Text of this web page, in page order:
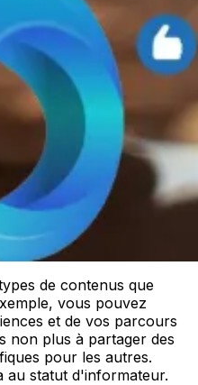
de contenus que
vous pouvez
et de vos parcours
non plus à partager des
pour les autres.
au statut d'informateur.